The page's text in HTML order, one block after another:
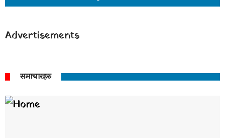
Advertisements
समाचारहरु